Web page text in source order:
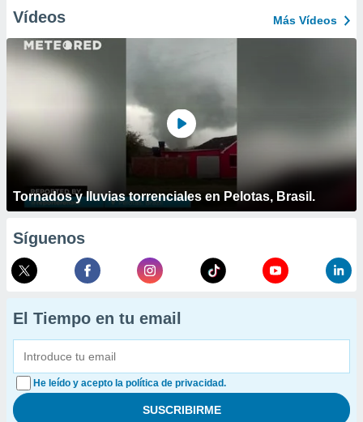
Vídeos Más Vídeos
Tornados y lluvias torrenciales en Pelotas, Brasil.
Síguenos
El Tiempo en tu email
He leído y acepto la política de privacidad.